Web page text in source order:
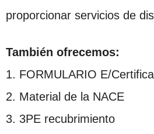
proporcionar servicios de
También ofrecemos:
1. FORMULARIO E/
2. Material de la NACE
3. 3PE recubrimiento